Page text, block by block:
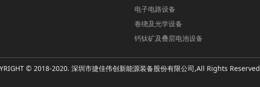
电子电路设备
卷绕及光学设备
钙钛矿及叠层电池设备
© 2018-2020. 深圳市捷佳伟创新能源装备股份有限公司,All Rights Reserved